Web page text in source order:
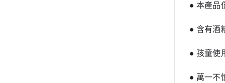
● 本產品
● 含有酒
● 孩童使
● 萬一不